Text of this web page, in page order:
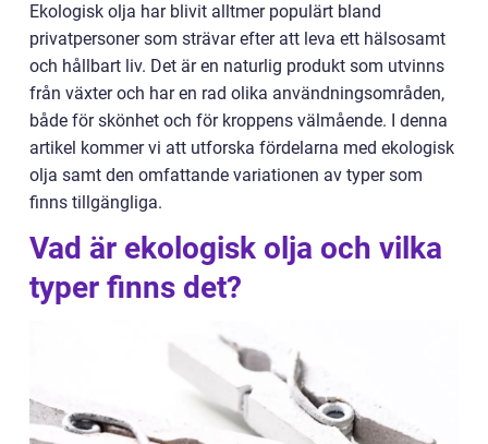
Ekologisk olja har blivit alltmer populärt bland
privatpersoner som strävar efter att leva ett hälsosamt
och hållbart liv. Det är en naturlig produkt som utvinns
från växter och har en rad olika användningsområden,
både för skönhet och för kroppens välmående. I denna
artikel kommer vi att utforska fördelarna med ekologisk
olja samt den omfattande variationen av typer som
finns tillgängliga.
Vad är ekologisk olja och vilka
typer finns det?